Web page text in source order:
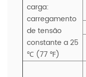
carga:
carregamento
de tensão
constante a 25
℃ (77 ℉)